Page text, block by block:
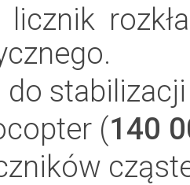
licznik
(140